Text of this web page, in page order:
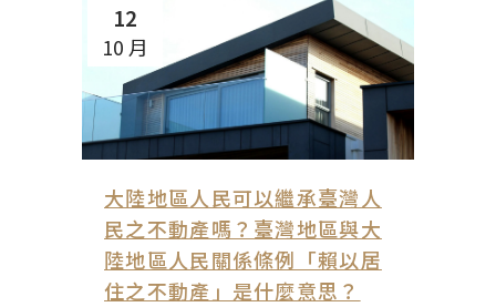
12
10 月
大陸地區人民可以繼承臺灣人
民之不動產嗎？臺灣地區與大
陸地區人民關係條例「賴以居
住之不動產」是什麼意思？